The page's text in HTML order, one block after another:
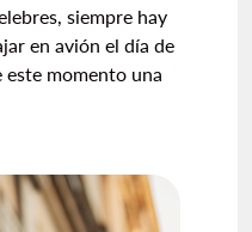
siempre hay
en avión el día de
momento una